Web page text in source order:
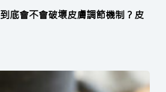
底會不會破壞皮膚調節機制？皮